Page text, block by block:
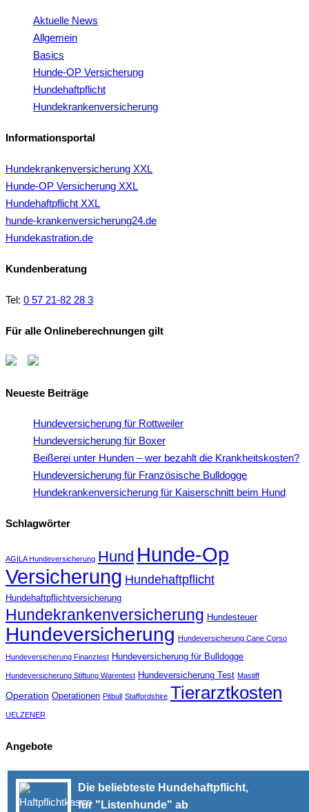
Aktuelle News
Allgemein
Basics
Hunde-OP Versicherung
Hundehaftpflicht
Hundekrankenversicherung
Informationsportal
Hundekrankenversicherung XXL
Hunde-OP Versicherung XXL
Hundehaftpflicht XXL
hunde-krankenversicherung24.de
Hundekastration.de
Kundenberatung
Tel: 0 57 21-82 28 3
Für alle Onlineberechnungen gilt
Neueste Beiträge
Hundeversicherung für Rottweiler
Hundeversicherung für Boxer
Beißerei unter Hunden – wer bezahlt die Krankheitskosten?
Hundeversicherung für Französische Bulldogge
Hundekrankenversicherung für Kaiserschnitt beim Hund
Schlagwörter
AGILA Hundeversicherung Hund Hunde-Op
Versicherung Hundehaftpflicht
Hundehaftpflichtversicherung
Hundekrankenversicherung Hundesteuer
Hundeversicherung Hundeversicherung Cane Corso
Hundeversicherung Finanztest Hundeversicherung für Bulldogge
Hundeversicherung Stiftung Warentest Hundeversicherung Test Mastiff
Operation Operationen Pitbull Staffordshire Tierarztkosten
UELZENER
Angebote
Die beliebteste Hundehaftpflicht,
für "Listenhunde" ab